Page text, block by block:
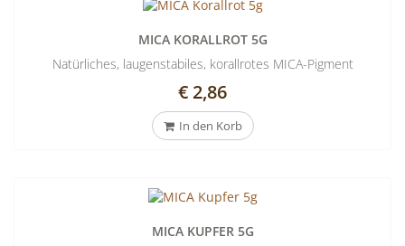
MICA KORALLROT 5G
Natürliches, laugenstabiles, korallrotes MICA-Pigment
€ 2,86
In den Korb
MICA KUPFER 5G